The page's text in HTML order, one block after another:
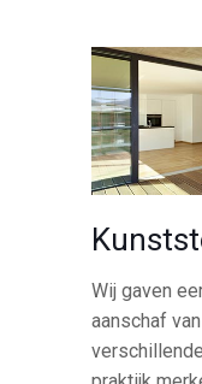
Wij gaven
aanschaf